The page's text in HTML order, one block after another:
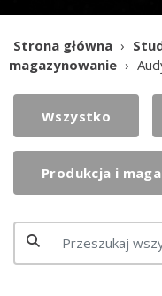
Strona główna ›
magazynowanie ›
Wszystko
Produkcja i